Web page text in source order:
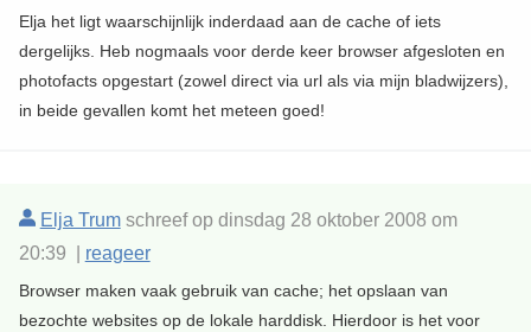
Elja het ligt waarschijnlijk inderdaad aan de cache of iets
dergelijks. Heb nogmaals voor derde keer browser afgesloten en
photofacts opgestart (zowel direct via url als via mijn bladwijzers),
in beide gevallen komt het meteen goed!
Elja Trumschreef op dinsdag 28 oktober 2008 om
20:39 | reageer
Browser maken vaak gebruik van cache; het opslaan van
bezochte websites op de lokale harddisk. Hierdoor is het voor